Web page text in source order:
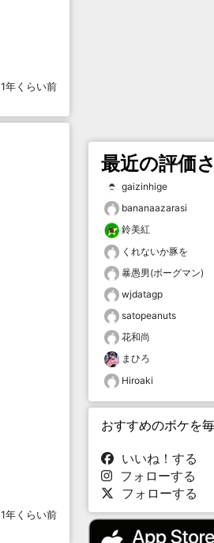
1年くらい前
1年くらい前
最近の評価
gaizinhige
bananaazarasi
鈴美紅
くれないか豚を
暴愚男(ボーグマン)
wjdatagp
satopeanuts
花和尚
まひろ
Hiroaki
おすすめのボケを
いいね！する
フォローする
フォローする